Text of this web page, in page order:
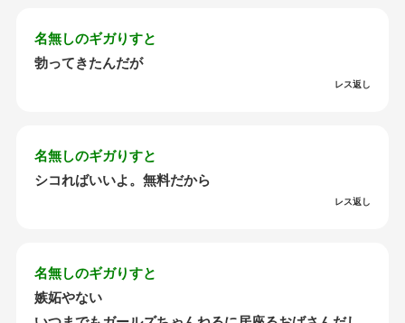
名無しのギガりすと
勃ってきたんだが
レス返し
名無しのギガりすと
シコればいいよ。無料だから
レス返し
名無しのギガりすと
嫉妬やない